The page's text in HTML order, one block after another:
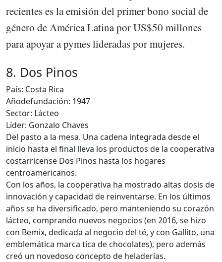
recientes es la emisión del primer bono social de
género de América Latina por US$50 millones
para apoyar a pymes lideradas por mujeres.
8. Dos Pinos
País: Costa Rica
Añodefundación: 1947
Sector: Lácteo
Líder: Gonzalo Chaves
Del pasto a la mesa. Una cadena integrada desde el
inicio hasta el final lleva los productos de la cooperativa
costarricense Dos Pinos hasta los hogares
centroamericanos.
Con los años, la cooperativa ha mostrado altas dosis de
innovación y capacidad de reinventarse. En los últimos
años se ha diversificado, pero manteniendo su corazón
lácteo, comprando nuevos negocios (en 2016, se hizo
con Bemix, dedicada al negocio del té, y con Gallito, una
emblemática marca tica de chocolates), pero además
creó un novedoso concepto de heladerías.